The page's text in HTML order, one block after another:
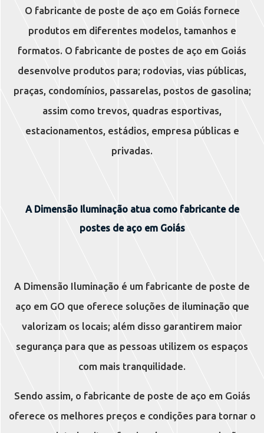
O fabricante de poste de aço em Goiás fornece
produtos em diferentes modelos, tamanhos e
formatos. O fabricante de postes de aço em Goiás
desenvolve produtos para; rodovias, vias públicas,
praças, condomínios, passarelas, postos de gasolina;
assim como trevos, quadras esportivas,
estacionamentos, estádios, empresa públicas e
privadas.
A Dimensão Iluminação atua como fabricante de
postes de aço em Goiás
A Dimensão Iluminação é um fabricante de poste de
aço em GO que oferece soluções de iluminação que
valorizam os locais; além disso garantirem maior
segurança para que as pessoas utilizem os espaços
com mais tranquilidade.
Sendo assim, o fabricante de poste de aço em Goiás
oferece os melhores preços e condições para tornar o